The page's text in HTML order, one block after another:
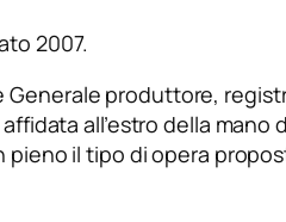
2007.
Generale produttore,
all’estro della mano
il tipo di opera